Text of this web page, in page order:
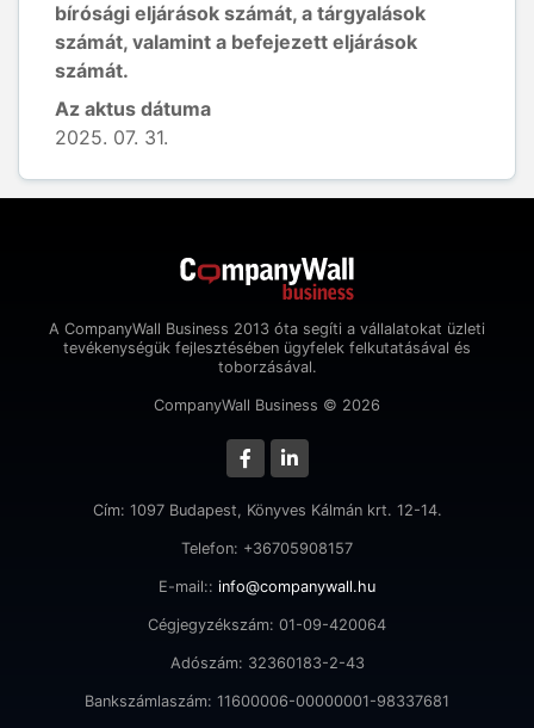
bírósági eljárások számát, a tárgyalások
számát, valamint a befejezett eljárások
számát.
Az aktus dátuma
2025. 07. 31.
A CompanyWall Business 2013 óta segíti a vállalatokat üzleti
tevékenységük fejlesztésében ügyfelek felkutatásával és
toborzásával.
CompanyWall Business © 2026
Cím: 1097 Budapest, Könyves Kálmán krt. 12-14.
Telefon: +36705908157
E-mail:: info@companywall.hu
Cégjegyzékszám: 01-09-420064
Adószám: 32360183-2-43
Bankszámlaszám: 11600006-00000001-98337681